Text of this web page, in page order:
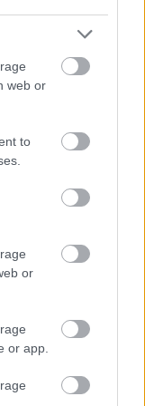
web or
to
or
or app.
стоят в
най-
кухня.
лук или
надхвърля
Независимо
си яйца или го
които
за
години.
тази
практики.
това,